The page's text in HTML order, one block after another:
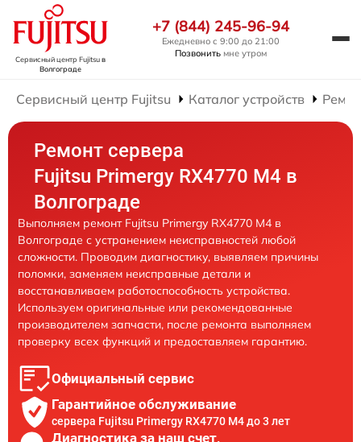
Сервисный центр Fujitsuв
Волгограде
+7 (844) 245-96-94
Ежедневно с 9:00 до 21:00
Позвонить мне утром
Сервисный центр Fujitsu Каталог устройств
Ремонт сервера
Fujitsu Primergy RX4770 M4 в
Волгограде
Выполняем ремонт Fujitsu Primergy RX4770 M4 в
Волгограде с устранением неисправностей любой
сложности. Проводим диагностику, выявляем причины
поломки, заменяем неисправные детали и
восстанавливаем работоспособность устройства.
Используем оригинальные или рекомендованные
производителем запчасти, после ремонта выполняем
проверку всех функций и предоставляем гарантию.
Официальный сервис
Гарантийное обслуживание
сервера Fujitsu Primergy RX4770 M4 до 3 лет
Диагностика за наш счет,